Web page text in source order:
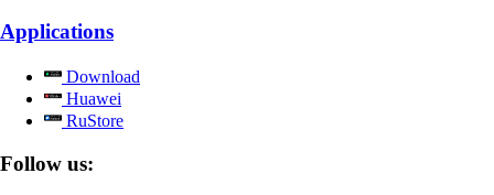
Applications
Download
Huawei
RuStore
Follow us: